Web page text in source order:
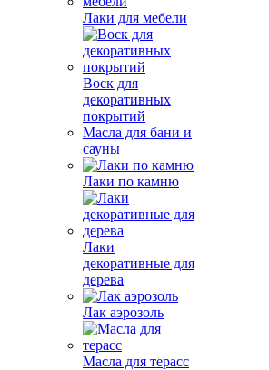
Лаки для мебели
Воск для
декоративных
покрытий
Масла для бани и
сауны
Лаки по камню
Лаки
декоративные для
дерева
Лак аэрозоль
Масла для терасс